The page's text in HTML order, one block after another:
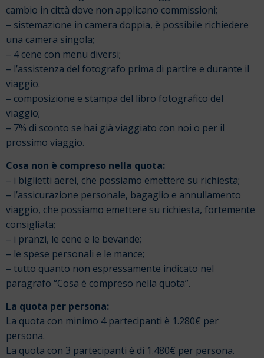
cambio in città dove non applicano commissioni;
– sistemazione in camera doppia, è possibile richiedere
una camera singola;
– 4 cene con menu diversi;
– l’assistenza del fotografo prima di partire e durante il
viaggio.
– composizione e stampa del libro fotografico del
viaggio;
– 7% di sconto se hai già viaggiato con noi o per il
prossimo viaggio.
Cosa non è compreso nella quota:
– i biglietti aerei, che possiamo emettere su richiesta;
– l’assicurazione personale, bagaglio e annullamento
viaggio, che possiamo emettere su richiesta, fortemente
consigliata;
– i pranzi, le cene e le bevande;
– le spese personali e le mance;
– tutto quanto non espressamente indicato nel
paragrafo “Cosa è compreso nella quota”.
La quota per persona:
La quota con minimo 4 partecipanti è 1.280€ per
persona.
La quota con 3 partecipanti è di 1.480€ per persona.